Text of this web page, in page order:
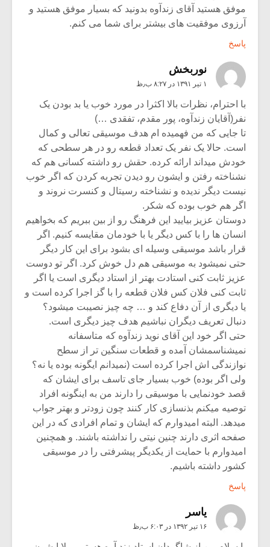
موفق هستید آقای زندآوه بدونید که بسیار موفق هستید و
آرزوی موفقیت های بیشتر برای شما می کنم.
پاسخ
نوربخش
۱ تیر ۱۳۹۱ در ۸:۲۷ ب٫ظ
با احترام، نظرات بالا اکثرا در مورد خوب یا بد بودن یک
نفر(آقایان زندآوه، پور مقدم، تفقدی …)
تا جایی که من فهمیده ام هدف موسیقی تعالی و کمال
است. حالا یک نفر یک تعداد قطعه رو در هر سطحی که
خودش میداند ارائه کرده. حقش رو داشته کسانی هم که
نشناخته رفتن و ایشون رو دیدن تجربه کردن که اگر خوب
نیست دیگر ندیده و نشناخته رسیتال و کنسرت نروند و
اگر هم خوب بوده که شکر.
دوستان عزیز بیایید این فرهنگ رو از بین ببریم که بخواهیم
انسان ها را با کس دیگر یا با خودمان مقایسه کنیم. اگر
قرار باشد موسیقی وسیله ای بشود برای این کار دیگر
حتی نمیشود به موسیقی هم دل خوش کرد. اگر تو دوست
عزیز ثابت کنی استادت بهتر از استاد دیگری است یا اگر
ثابت کنی فلان کس فلان قطعه را با گز اجرا کرده است و
یا دیگری از آن دفاع کند و … چه چیز نصیبت میشود؟
دنبال تعریف دیگران نباشیم هدف چیز دیگری است.
حتی اگر خود این آقای نوید زندآوه که متاسفانه
نمیشناسمشان آمده و قطعات سنگین تر از سطح
نوازندگی اش اجرا کرده است (نمیدانم ایگونه بوده یا نه؟
ولی اگر بوده) خوب بسیار جای تاسف برای ایشان که
قصد خودنمایی با موسیقی را دارند من به اینگونه افراد
توصیه میکنم بذنسازی کار کنند چون زودتر و بهتر جواب
میدهد. البته امیدوارم که ایشان و تمام افرادی که در این
صفحه اثری دارند چنین نیتی را نداشته باشند. و همچنین
امیدوارم با حمایت از یکدیگر پیشرفتی را در موسیقی
کشور داشته باشیم.
پاسخ
ياسر
۱۶ تیر ۱۳۹۲ در ۶:۰۳ ب٫ظ